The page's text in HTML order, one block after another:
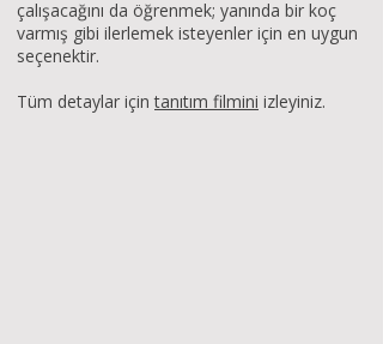
çalışacağını da öğrenmek; yanında bir koç
varmış gibi ilerlemek isteyenler için en uygun
seçenektir.
Tüm detaylar içintanıtım filmini izleyiniz.